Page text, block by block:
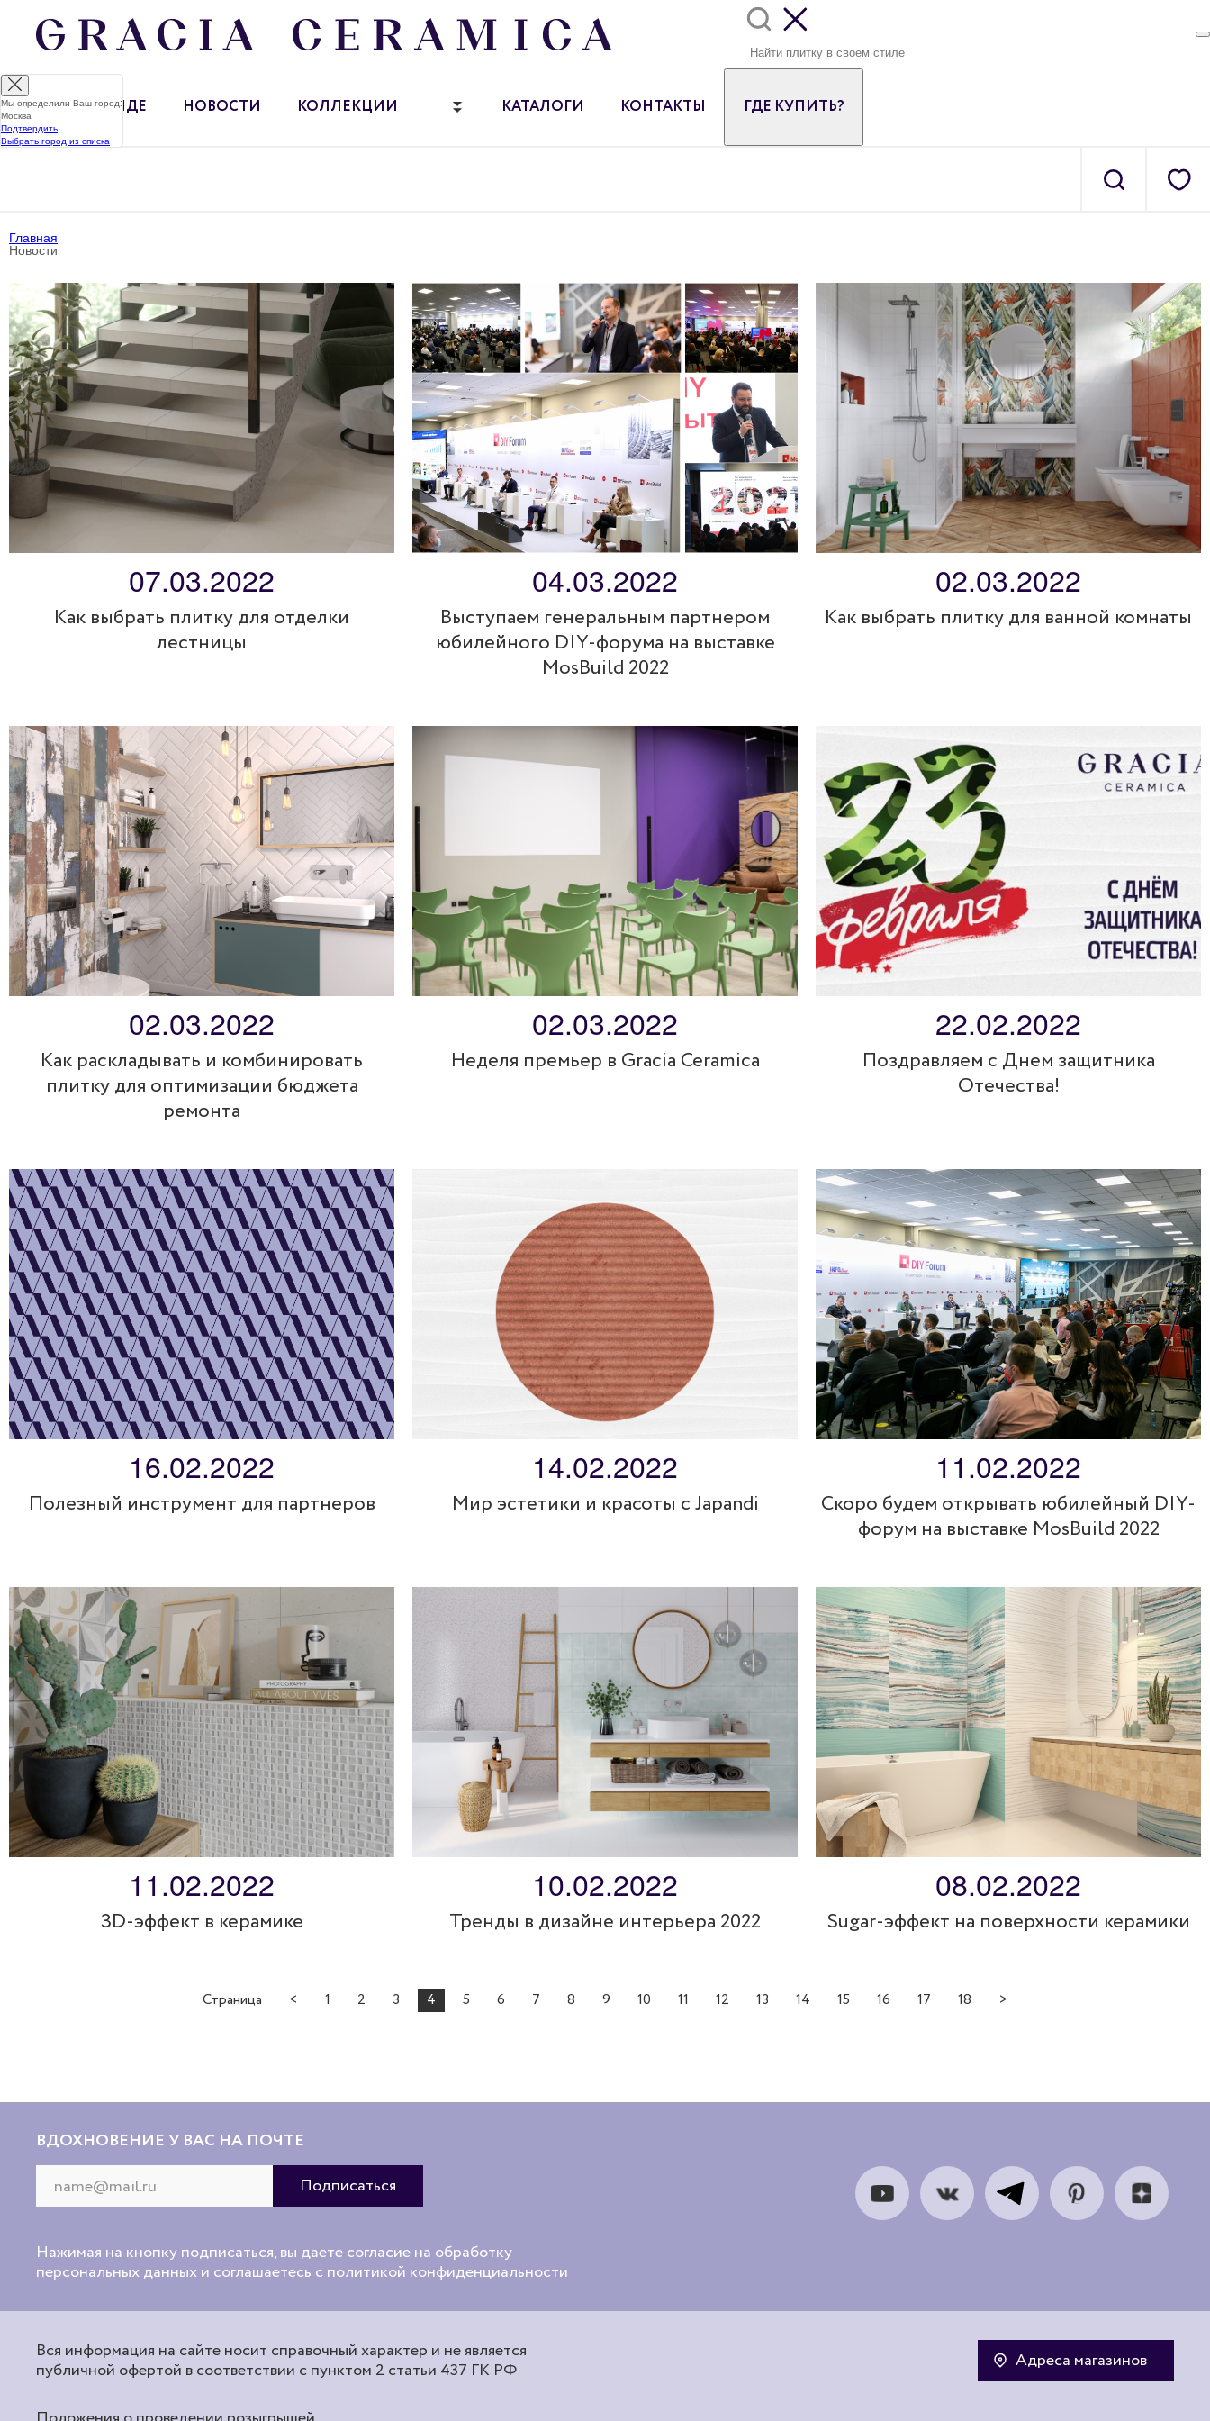
О БРЕНДЕ НОВОСТИ КОЛЛЕКЦИИ КАТАЛОГИ КОНТАКТЫ ГДЕ КУПИТЬ?
Главная
Новости
07.03.2022
Как выбрать плитку для отделки
лестницы
04.03.2022
Выступаем генеральным партнером
юбилейного DIY-форума на выставке
MosBuild 2022
02.03.2022
Как выбрать плитку для ванной комнаты
02.03.2022
Как раскладывать и комбинировать
плитку для оптимизации бюджета
ремонта
02.03.2022
Неделя премьер в Gracia Ceramica
22.02.2022
Поздравляем с Днем защитника
Отечества!
16.02.2022
Полезный инструмент для партнеров
14.02.2022
Мир эстетики и красоты с Japandi
11.02.2022
Скоро будем открывать юбилейный DIY-
форум на выставке MosBuild 2022
11.02.2022
3D-эффект в керамике
10.02.2022
Тренды в дизайне интерьера 2022
08.02.2022
Sugar-эффект на поверхности керамики
Страница < 1 2 3 4 5 6 7 8 9 10 11 12 13 14 15 16 17 18 >
ВДОХНОВЕНИЕ У ВАС НА ПОЧТЕ
Нажимая на кнопку подписаться, вы даете согласие на обработку
персональных данных и соглашаетесь с политикой конфиденциальности
Вся информация на сайте носит справочный характер и не является
публичной офертой в соответствии с пунктом 2 статьи 437 ГК РФ
Адреса магазинов
Мы определили Ваш город:
Москва
Подтвердить
Выбрать город из списка